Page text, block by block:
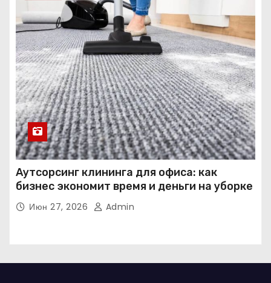
Аутсорсинг клининга для офиса: как
бизнес экономит время и деньги на уборке
Июн 27, 2026 Admin